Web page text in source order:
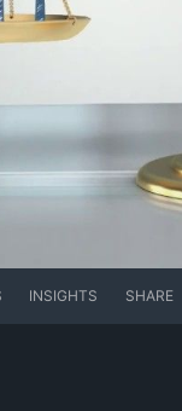
INSIGHTS SHARE